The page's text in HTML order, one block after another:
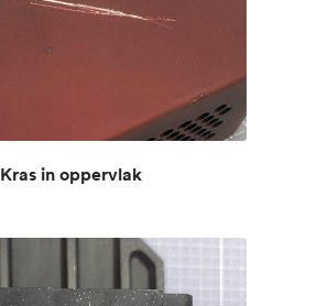
Kras in oppervlak